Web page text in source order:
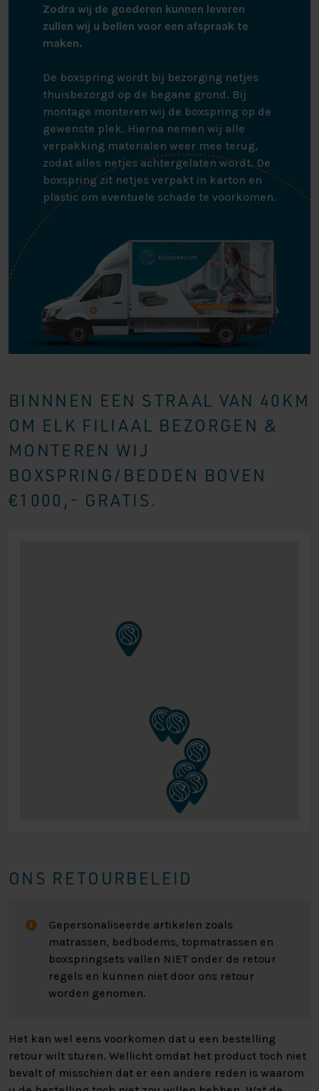
Zodra wij de goederen kunnen leveren
zullen wij u bellen voor een afspraak te
maken.
De boxspring wordt bij bezorging netjes
thuisbezorgd op de begane grond. Bij
montage monteren wij de boxspring op de
gewenste plek. Hierna nemen wij alle
verpakking materialen weer mee terug,
zodat alles netjes achtergelaten wordt. De
boxspring zit netjes verpakt in karton en
plastic om eventuele schade te voorkomen.
BINNNEN EEN STRAAL VAN 40KM
OM ELK FILIAAL BEZORGEN &
MONTEREN WIJ
BOXSPRING/BEDDEN BOVEN
€1000,- GRATIS.
ONS RETOURBELEID
Gepersonaliseerde artikelen zoals
matrassen, bedbodems, topmatrassen en
boxspringsets vallen NIET onder de retour
regels en kunnen niet door ons retour
worden genomen.
Het kan wel eens voorkomen dat u een bestelling
retour wilt sturen. Wellicht omdat het product toch niet
bevalt of misschien dat er een andere reden is waarom